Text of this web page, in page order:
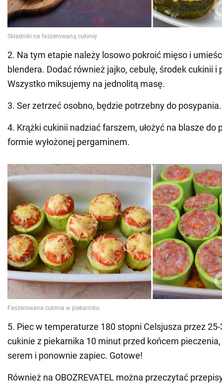
2. Na tym etapie należy losowo pokroić mięso i
blendera. Dodać również jajko, cebulę, środek cukinii i
Wszystko miksujemy na jednolitą masę.
3. Ser zetrzeć osobno, będzie potrzebny do posypania.
4. Krążki cukinii nadziać farszem, ułożyć na blasze do
formie wyłożonej pergaminem.
5. Piec w temperaturze 180 stopni Celsjusza przez
cukinie z piekarnika 10 minut przed końcem
serem i ponownie zapiec. Gotowe!
Również na OBOZREVATEL można przeczytać